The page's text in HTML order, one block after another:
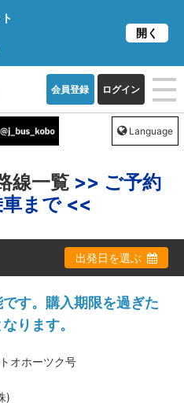
会員登録 ログイン
Language
線一覧 >> ご予約
まで <<
出発日を選ぶ
す。購入期限を過ぎた
ります。
オホーツク号
)
開く